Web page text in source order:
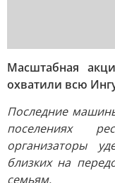
Масштабная
охватили всю
Последние
поселениях
организаторы
близких на
семьям.